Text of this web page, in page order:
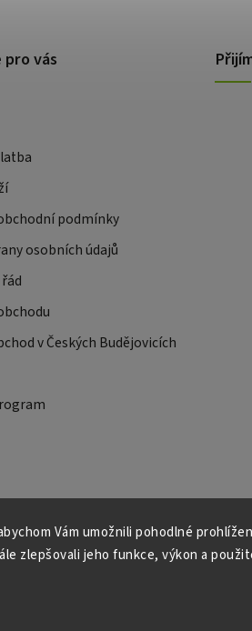
Vám umožnili pohodlné
zlepšovali jeho funkce, výkon a
vás
podmínky
osobních údajů
v Českých Budějovicích